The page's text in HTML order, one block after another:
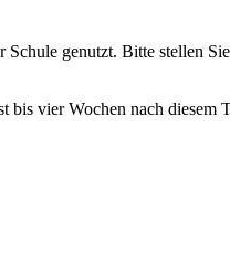
genutzt. Bitte stellen
bis vier Wochen nach diesem